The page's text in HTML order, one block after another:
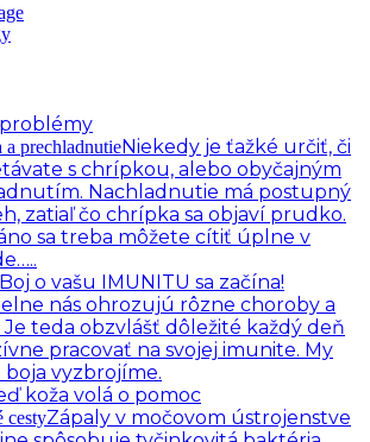
a prechladnutieNiekedy je ťažké určiť, či
s chrípkou, alebo obyčajným
Nachladnutie má postupný
zatiaľ čo chrípka sa objaví prudko.
sa treba môžete cítiť úplne v
Boj o vašu IMUNITU sa začína!
nás ohrozujú rôzne choroby a
Je teda obzvlášť dôležité každý deň
pracovať na svojej imunite. My
boja vyzbrojíme.
koža volá o pomoc
cestyZápaly v močovom ústrojenstve